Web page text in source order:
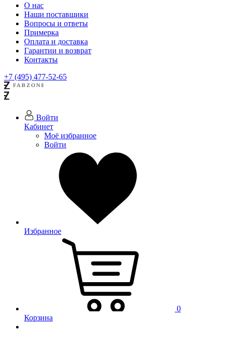
О нас
Наши поставщики
Вопросы и ответы
Примерка
Оплата и доставка
Гарантии и возврат
Контакты
+7 (495) 477-52-65
Войти
Кабинет
Моё избранное
Войти
Избранное
0
Корзина